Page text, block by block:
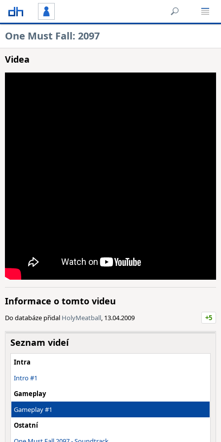
One Must Fall: 2097
Videa
Informace o tomto videu
Do databáze přidal HolyMeatball, 13.04.2009 +5
Seznam videí
Intra
Intro #1
Gameplay
Gameplay #1
Ostatní